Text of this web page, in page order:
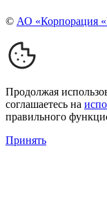
© АО «Корпорация
Продолжая
соглашаетесь на
правильного
Принять